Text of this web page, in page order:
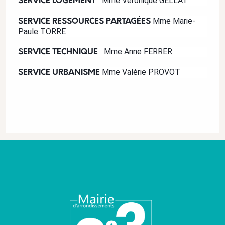
SERVICE RESSOURCES PARTAGÉES Mme Marie-
Paule TORRE
SERVICE TECHNIQUE Mme Anne FERRER
SERVICE URBANISME Mme Valérie PROVOT